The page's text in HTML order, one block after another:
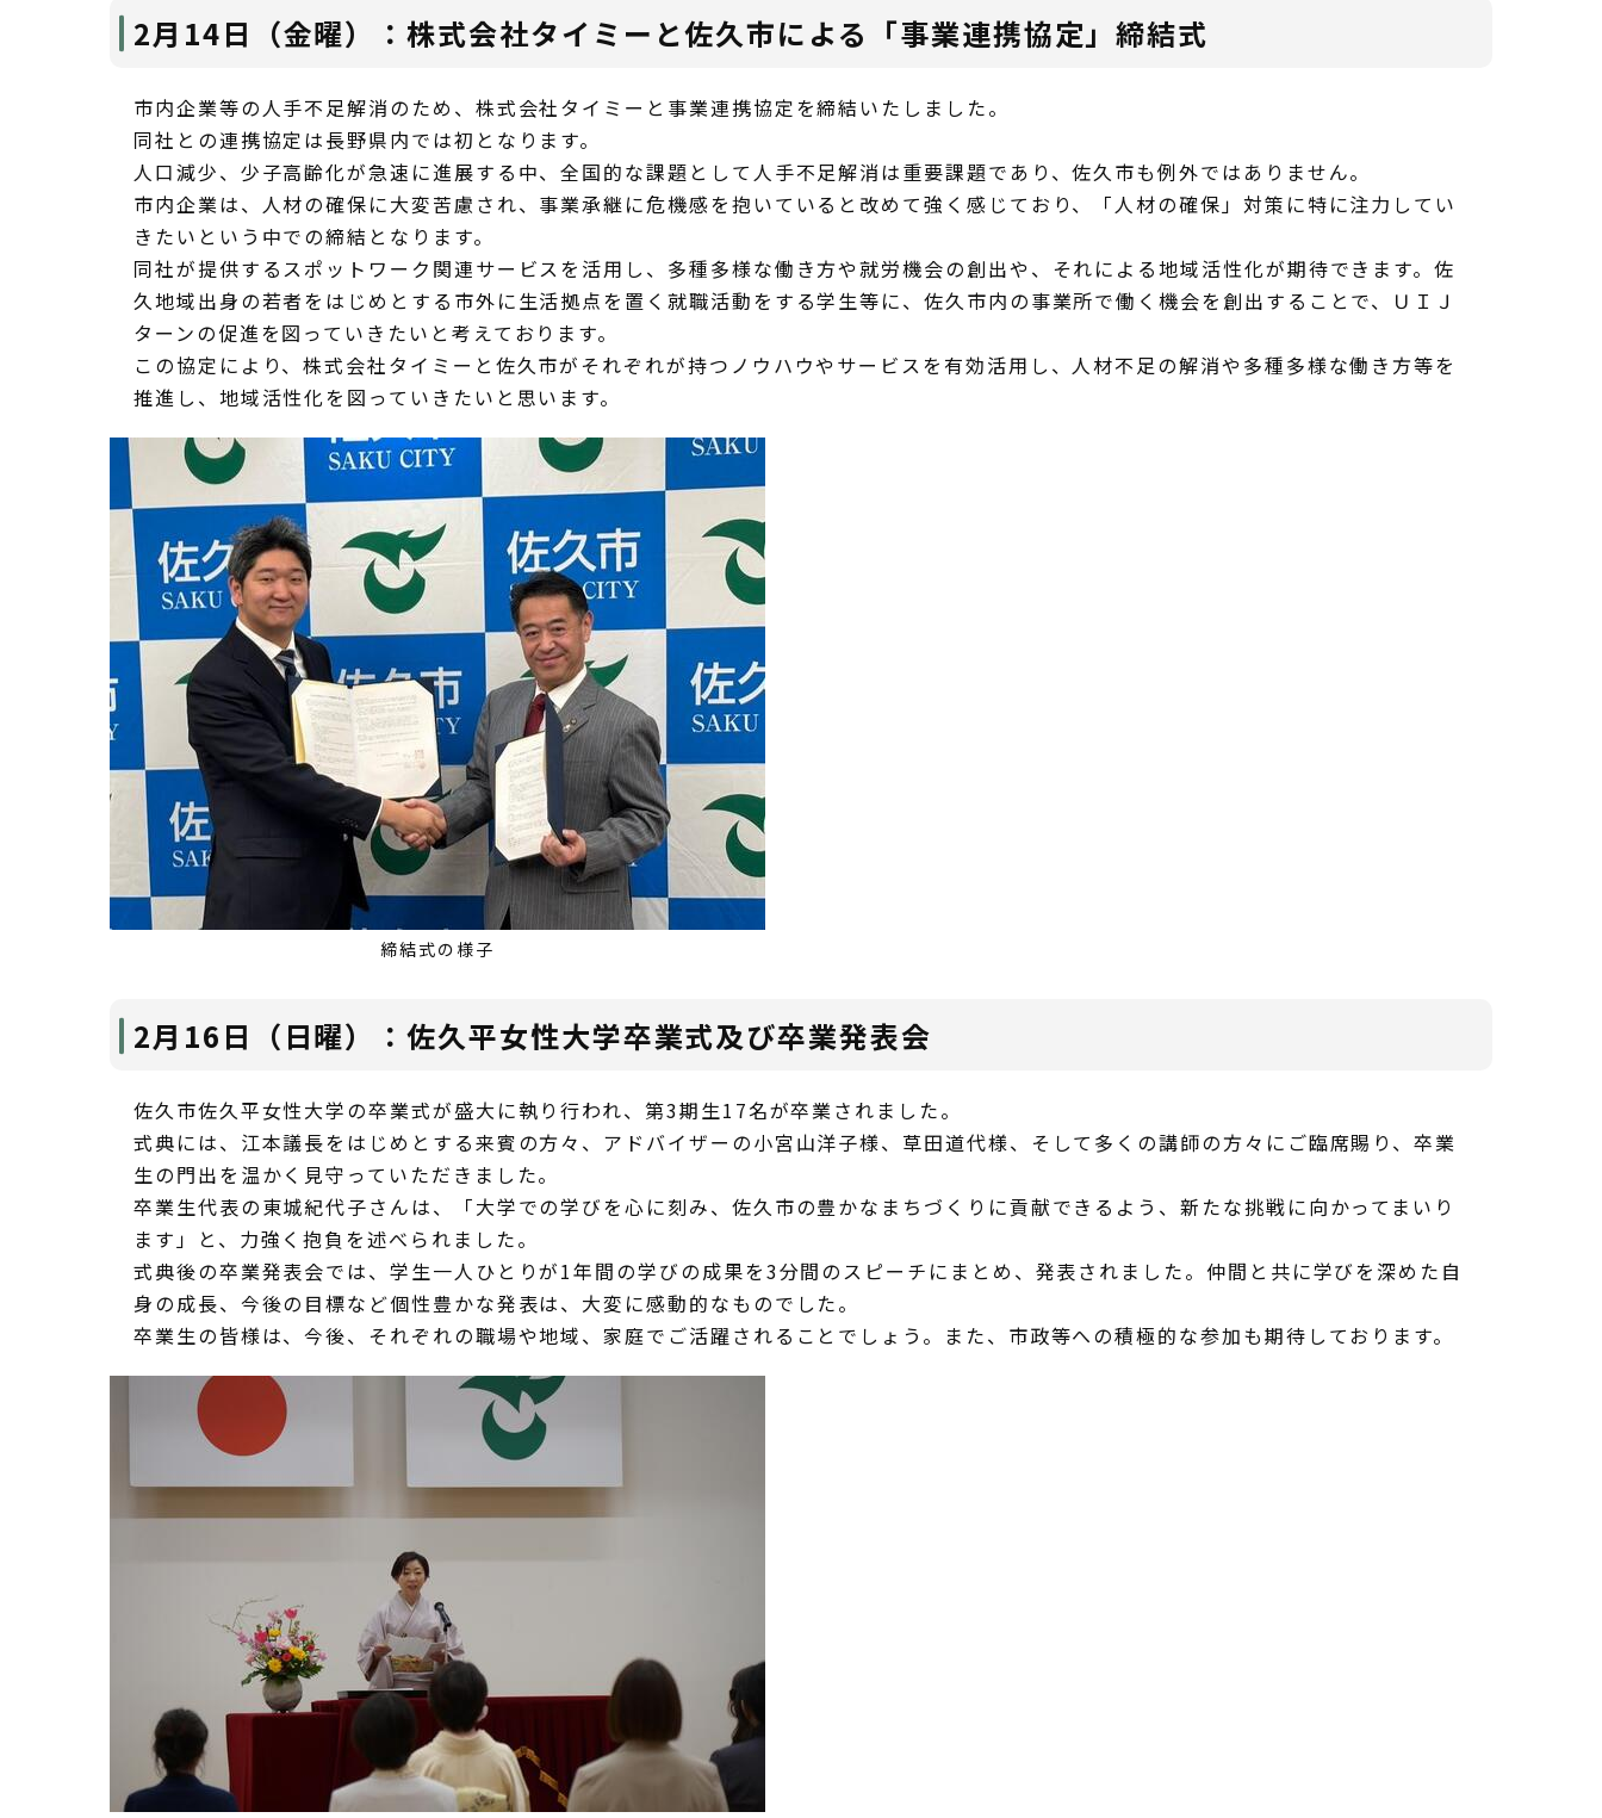
2月14日（金曜）：株式会社タイミーと佐久市による「事業連携協定」締結式
市内企業等の人手不足解消のため、株式会社タイミーと事業連携協定を締結いたしました。
同社との連携協定は長野県内では初となります。
人口減少、少子高齢化が急速に進展する中、全国的な課題として人手不足解消は重要課題であり、佐久市も例外ではありません。
市内企業は、人材の確保に大変苦慮され、事業承継に危機感を抱いていると改めて強く感じており、「人材の確保」対策に特に注力してい
きたいという中での締結となります。
同社が提供するスポットワーク関連サービスを活用し、多種多様な働き方や就労機会の創出や、それによる地域活性化が期待できます。佐
久地域出身の若者をはじめとする市外に生活拠点を置く就職活動をする学生等に、佐久市内の事業所で働く機会を創出することで、ＵＩＪ
ターンの促進を図っていきたいと考えております。
この協定により、株式会社タイミーと佐久市がそれぞれが持つノウハウやサービスを有効活用し、人材不足の解消や多種多様な働き方等を
推進し、地域活性化を図っていきたいと思います。
締結式の様子
2月16日（日曜）：佐久平女性大学卒業式及び卒業発表会
佐久市佐久平女性大学の卒業式が盛大に執り行われ、第3期生17名が卒業されました。
式典には、江本議長をはじめとする来賓の方々、アドバイザーの小宮山洋子様、草田道代様、そして多くの講師の方々にご臨席賜り、卒業
生の門出を温かく見守っていただきました。
卒業生代表の東城紀代子さんは、「大学での学びを心に刻み、佐久市の豊かなまちづくりに貢献できるよう、新たな挑戦に向かってまいり
ます」と、力強く抱負を述べられました。
式典後の卒業発表会では、学生一人ひとりが1年間の学びの成果を3分間のスピーチにまとめ、発表されました。仲間と共に学びを深めた自
身の成長、今後の目標など個性豊かな発表は、大変に感動的なものでした。
卒業生の皆様は、今後、それぞれの職場や地域、家庭でご活躍されることでしょう。また、市政等への積極的な参加も期待しております。